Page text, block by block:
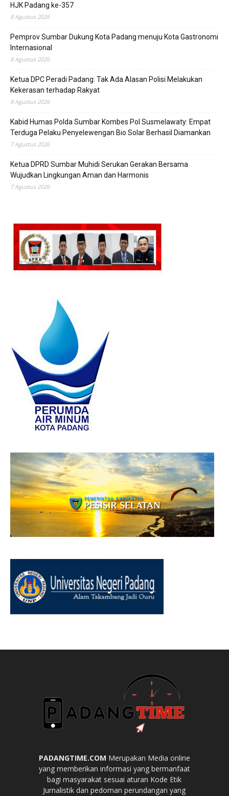
HJK Padang ke-357
8 Agustus 2026
Pemprov Sumbar Dukung Kota Padang menuju Kota Gastronomi
Internasional
8 Agustus 2026
Ketua DPC Peradi Padang: Tak Ada Alasan Polisi Melakukan
Kekerasan terhadap Rakyat
8 Agustus 2026
Kabid Humas Polda Sumbar Kombes Pol Susmelawaty: Empat
Terduga Pelaku Penyelewengan Bio Solar Berhasil Diamankan
7 Agustus 2026
Ketua DPRD Sumbar Muhidi Serukan Gerakan Bersama
Wujudkan Lingkungan Aman dan Harmonis
7 Agustus 2026
PADANGTIME.COM Merupakan Media online
yang memberikan informasi yang bermanfaat
bagi masyarakat sesuai aturan Kode Etik
Jurnalistik dan pedoman perundangan yang